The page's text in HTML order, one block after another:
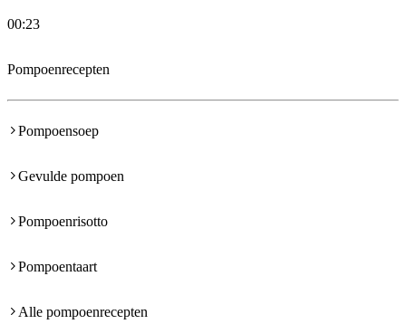
00:23
Pompoenrecepten
Pompoensoep
Gevulde pompoen
Pompoenrisotto
Pompoentaart
Alle pompoenrecepten